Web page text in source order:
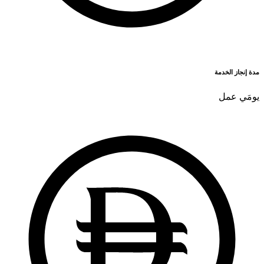
مدة إنجاز الخدمة
يومَي عمل